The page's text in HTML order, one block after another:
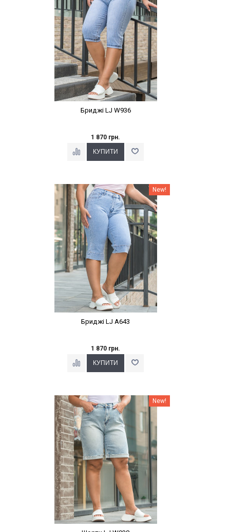
Бриджі LJ W936
1 870 грн.
Наклейки Варіант з % New!
Бриджі LJ A643
1 870 грн.
Наклейки Варіант з % New!